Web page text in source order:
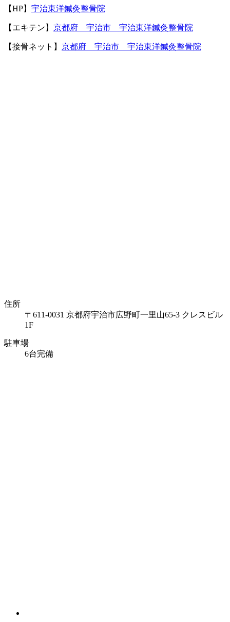
【HP】 宇治東洋鍼灸整骨院
【エキテン】 京都府 宇治市 宇治東洋鍼灸整骨院
【接骨ネット】 京都府 宇治市 宇治東洋鍼灸整骨院
住所
〒611-0031 京都府宇治市広野町一里山65-3 クレスビル
1F
駐車場
6台完備